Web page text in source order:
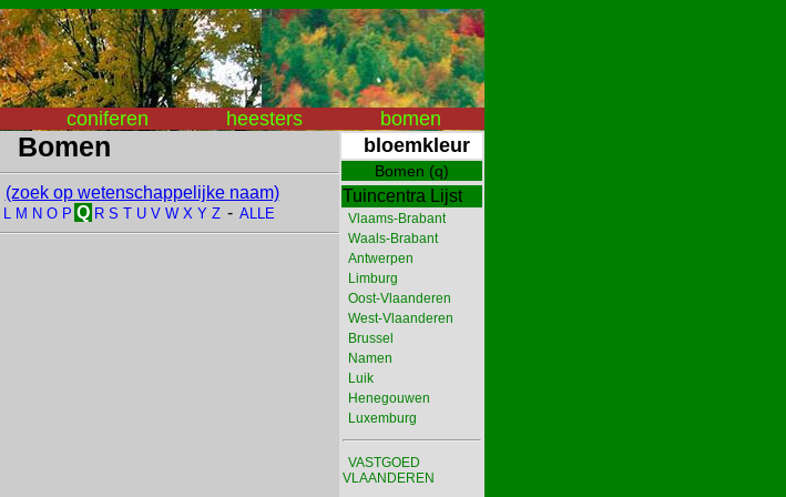
coniferen heesters bomen
Bomen
(zoek op wetenschappelijke naam)
L M N O P Q R S T U V W X Y Z - ALLE
bloemkleur
Bomen (q)
Tuincentra Lijst
Vlaams-Brabant
Waals-Brabant
Antwerpen
Limburg
Oost-Vlaanderen
West-Vlaanderen
Brussel
Namen
Luik
Henegouwen
Luxemburg
VASTGOED
VLAANDEREN